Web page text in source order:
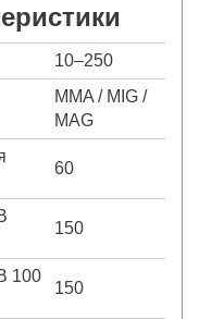
10–250
MMA / MIG /
MAG
60
150
100
150